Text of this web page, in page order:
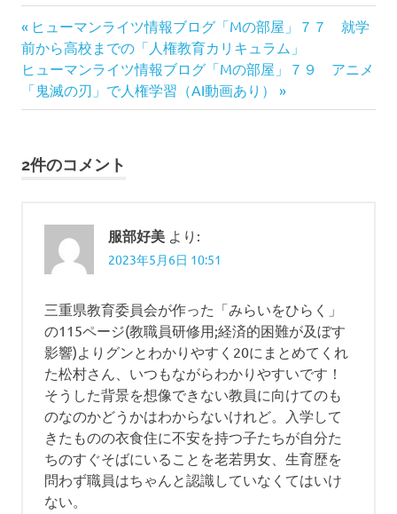
権
別
特
投
稿
ナ
ゲ
ー
ン
前
の
記
事:
ヒューマンライツ情報ブログ「Mの部屋」７７ 就学
前から高校までの「人権教育カリキュラム」
次
の
記
ヒューマンライツ情報ブログ「Mの部屋」７９ アニメ
「鬼滅の刃」で人権学習（AI動画あり）
2件のコメント
服部好美 より:
2023年5月6日 10:51
三重県教育委員会が作った「みらいをひらく」
の115ページ(教職員研修用;経済的困難が及ぼす
影響)よりグンとわかりやすく20にまとめてくれ
た松村さん、いつもながらわかりやすいです！
そうした背景を想像できない教員に向けてのも
のなのかどうかはわからないけれど。入学して
きたものの衣食住に不安を持つ子たちが自分た
ちのすぐそばにいることを老若男女、生育歴を
問わず職員はちゃんと認識していなくてはいけ
ない。